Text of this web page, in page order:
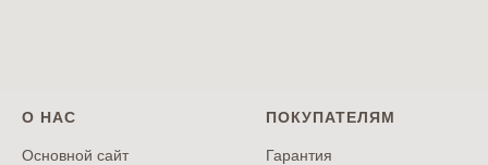
О НАС
Основной сайт
ПОКУПАТЕЛЯМ
Гарантия